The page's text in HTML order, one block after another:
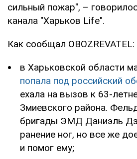
сильный пожар", –
канала "Харьков Life".
Как сообщал OBOZREVATEL:
в Харьковской области
попала под российский
ехала на вызов к 63-
Змиевского района.
бригады ЭМД Даниэль
ранение ног, но все же
и помог ему;